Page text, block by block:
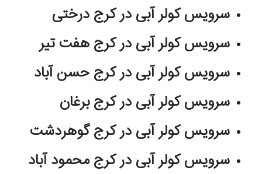
سرویس کولر آبی در کرج درختی
سرویس کولر آبی در کرج هفت تیر
سرویس کولر آبی در کرج حسن آباد
سرویس کولر آبی در کرج برغان
سرویس کولر آبی در کرج گوهردشت
سرویس کولر آبی در کرج محمود آباد